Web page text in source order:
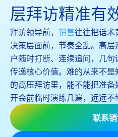
层拜访精准有
拜访领导前， 销售往往把话术
决策层面前，节奏全乱。高
户随时打断、连续追问，几
传递核心价值。难的从来不
的高压拜访里，能不能把准
开会前临时演练几遍，远远不
联系